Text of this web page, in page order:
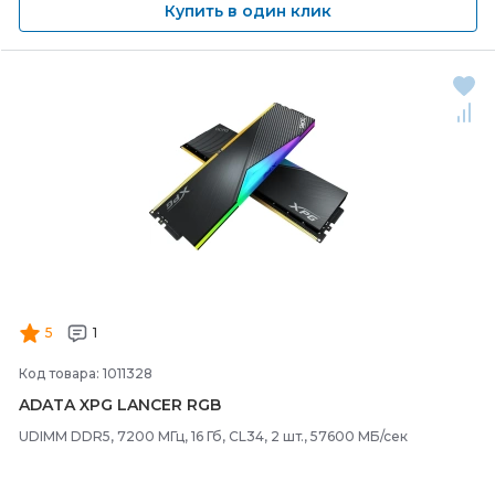
Купить в один клик
5 1
Код товара: 1011328
ADATA XPG LANCER RGB
UDIMM DDR5, 7200 МГц, 16 Гб, CL34, 2 шт., 57600 МБ/сек